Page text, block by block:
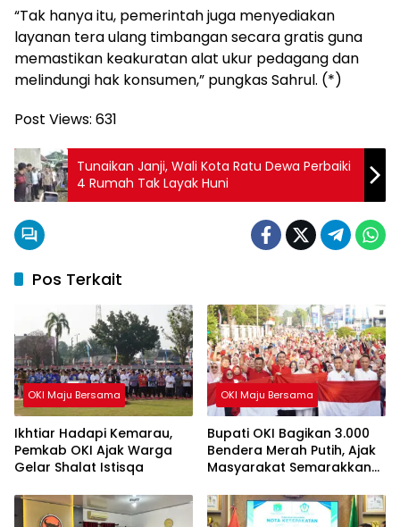
“Tak hanya itu, pemerintah juga menyediakan
layanan tera ulang timbangan secara gratis guna
memastikan keakuratan alat ukur pedagang dan
melindungi hak konsumen,” pungkas Sahrul. (*)
Post Views: 631
Tunaikan Janji, Wali Kota Ratu Dewa Perbaiki
4 Rumah Tak Layak Huni
Pos Terkait
OKI Maju Bersama
Ikhtiar Hadapi Kemarau,
Pemkab OKI Ajak Warga
Gelar Shalat Istisqa
OKI Maju Bersama
Bupati OKI Bagikan 3.000
Bendera Merah Putih, Ajak
Masyarakat Semarakkan